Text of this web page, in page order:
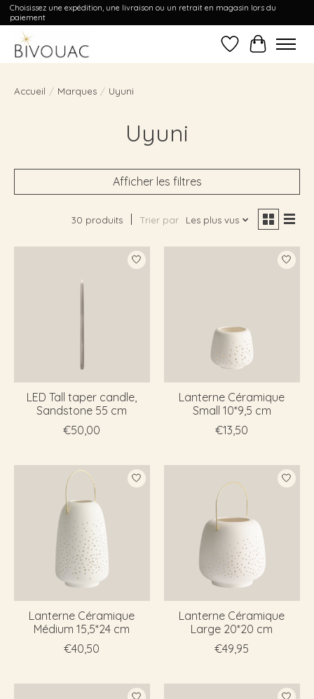
Choisissez une expédition, une livraison ou un retrait en magasin lors du
paiement
Liste dePanier
Accueil / Marques / Uyuni
Uyuni
Afficher les filtres
30 produits Trier par Les plus vus
LED Tall taper candle,
Sandstone 55 cm
€50,00
Lanterne Céramique
Small 10*9,5 cm
€13,50
Lanterne Céramique
Médium 15,5*24 cm
€40,50
Lanterne Céramique
Large 20*20 cm
€49,95